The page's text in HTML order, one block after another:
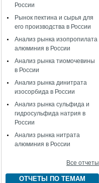
России
Рынок пектина и сырья для
его производства в России
Анализ рынка изопропилата
алюминия в России
Анализ рынка тиомочевины
в России
Анализ рынка динитрата
изосорбида в России
Анализ рынка сульфида и
гидросульфида натрия в
России
Анализ рынка нитрата
алюминия в России
Все отчеты
ОТЧЕТЫ ПО ТЕМАМ